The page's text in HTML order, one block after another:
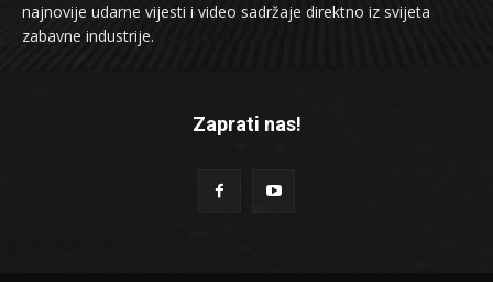
najnovije udarne vijesti i video sadržaje direktno iz svijeta
zabavne industrije.
Zaprati nas!